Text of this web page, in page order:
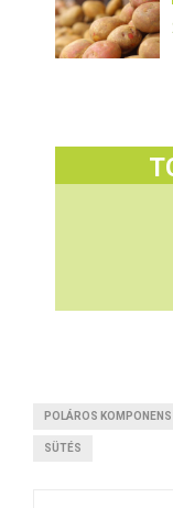
POLÁROS KOMPONENS
SÜTÉS